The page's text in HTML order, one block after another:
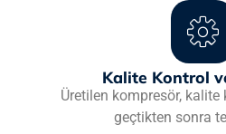
Kalite Kontrol
Üretilen kompresör,
geçtikten sonra